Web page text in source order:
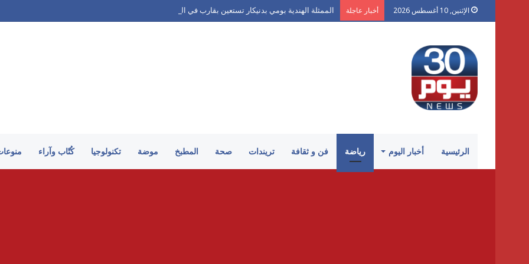
الإثنين, 10 أغسطس 2026 أخبار عاجلة الممثلة الهندية بومي بدنيكار تستعين بقارب في الظلام الدامس لسبب صادم
الرئيسية أخبار اليوم رياضة فن و ثقافة تريندات صحة المطبخ موضة تكنولوجيا كُتّاب وآراء